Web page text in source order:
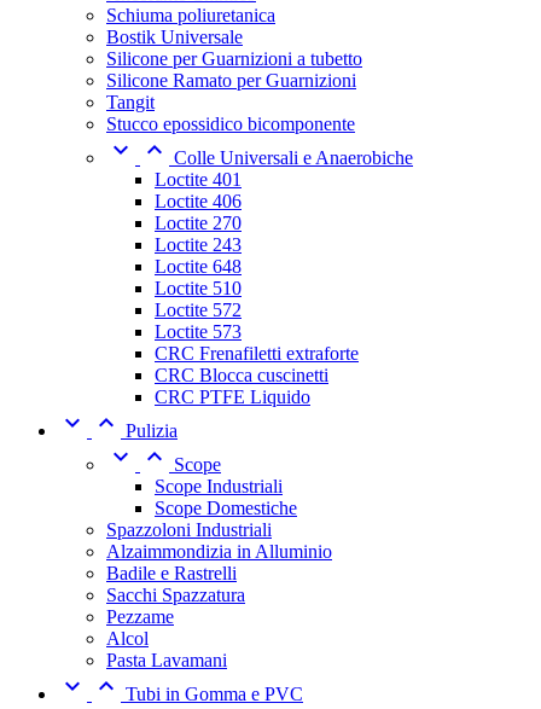
Schiuma poliuretanica
Bostik Universale
Silicone per Guarnizioni a tubetto
Silicone Ramato per Guarnizioni
Tangit
Stucco epossidico bicomponente
  Colle Universali e Anaerobiche
Loctite 401
Loctite 406
Loctite 270
Loctite 243
Loctite 648
Loctite 510
Loctite 572
Loctite 573
CRC Frenafiletti extraforte
CRC Blocca cuscinetti
CRC PTFE Liquido
  Pulizia
 
Scope
Scope Industriali
Scope Domestiche
Spazzoloni Industriali
Alzaimmondizia in Alluminio
Badile e Rastrelli
Sacchi Spazzatura
Pezzame
Alcol
Pasta Lavamani
  Tubi in Gomma e PVC